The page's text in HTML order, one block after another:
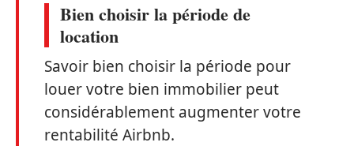
Bien choisir la période de
location
Savoir bien choisir la période pour
louer votre bien immobilier peut
considérablement augmenter votre
rentabilité Airbnb.